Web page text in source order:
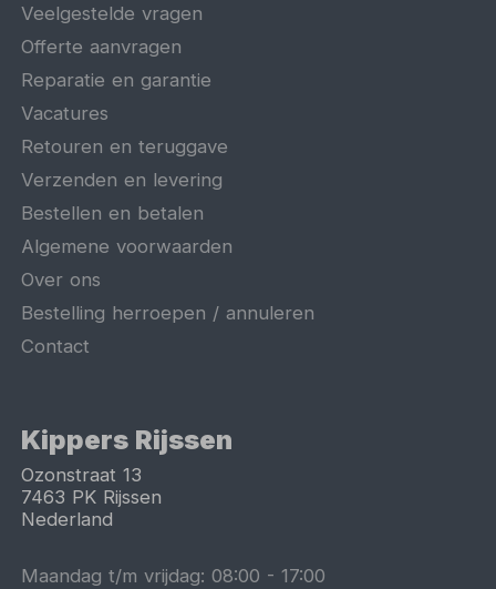
Veelgestelde vragen
Offerte aanvragen
Reparatie en garantie
Vacatures
Retouren en teruggave
Verzenden en levering
Bestellen en betalen
Algemene voorwaarden
Over ons
Bestelling herroepen / annuleren
Contact
Kippers Rijssen
Ozonstraat 13
7463 PK Rijssen
Nederland
Maandag t/m vrijdag:08:00 -17:00